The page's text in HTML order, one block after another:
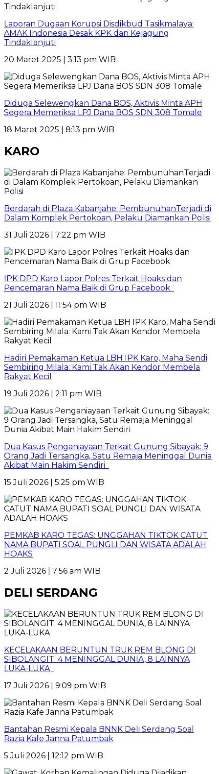
Laporan Dugaan Korupsi Disdikbud Tasikmalaya:
AMAK Indonesia Desak KPK dan Kejagung
Tindaklanjuti
20 Maret 2025 | 3:13 pm WIB
Diduga Selewengkan Dana BOS, Aktivis Minta APH
Segera Memeriksa LPJ Dana BOS SDN 308 Tomale
18 Maret 2025 | 8:13 pm WIB
KARO
Berdarah di Plaza Kabanjahe: PembunuhanTerjadi di
Dalam Komplek Pertokoan, Pelaku Diamankan Polisi
31 Juli 2026 | 7:22 pm WIB
IPK DPD Karo Lapor Polres Terkait Hoaks dan
Pencemaran Nama Baik di Grup Facebook
21 Juli 2026 | 11:54 pm WIB
Hadiri Pemakaman Ketua LBH IPK Karo, Maha Sendi
Sembiring Milala: Kami Tak Akan Kendor Membela
Rakyat Kecil
19 Juli 2026 | 2:11 pm WIB
Dua Kasus Penganiayaan Terkait Gunung Sibayak: 9
Orang Jadi Tersangka, Satu Remaja Meninggal Dunia
Akibat Main Hakim Sendiri
15 Juli 2026 | 5:25 pm WIB
PEMKAB KARO TEGAS: UNGGAHAN TIKTOK CATUT
NAMA BUPATI SOAL PUNGLI DAN WISATA ADALAH
HOAKS
2 Juli 2026 | 7:56 am WIB
DELI SERDANG
KECELAKAAN BERUNTUN TRUK REM BLONG DI
SIBOLANGIT: 4 MENINGGAL DUNIA, 8 LAINNYA
LUKA-LUKA
17 Juli 2026 | 9:09 pm WIB
Bantahan Resmi Kepala BNNK Deli Serdang Soal
Razia Kafe Janna Patumbak
5 Juli 2026 | 12:12 pm WIB